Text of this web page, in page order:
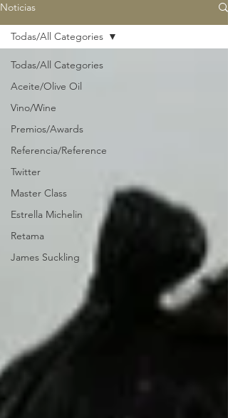
Noticias
Todas/All Categories
Aceite/Olive Oil
Vino/Wine
Premios/Awards
Referencia/Reference
Twitter
Master Class
Estrella Michelin
Retama
James Suckling
Todas/All Categories